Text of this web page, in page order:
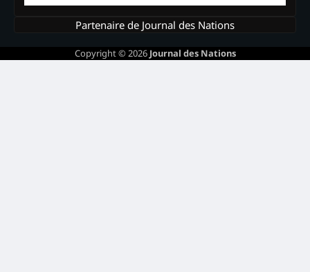
Partenaire de Journal des Nations
Copyright © 2026 Journal des Nations